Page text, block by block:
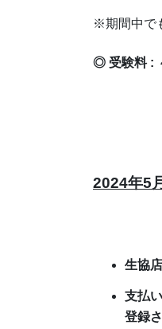
※期間中で
◎ 受験料 :
2024年5
生協
支払
登録